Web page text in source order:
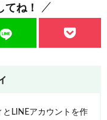
てね！
LINEアカウントを作